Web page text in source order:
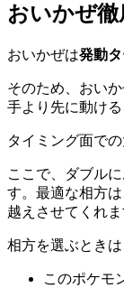
おいかぜ徹
おいかぜは発動
そのため、おい
手より先に動ける
タイミング面で
ここで、ダブル
す。最適な相方
越えさせてくれま
相方を選ぶときは
このポケモ